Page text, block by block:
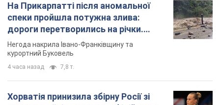
На Прикарпатті після аномальної
спеки пройшла потужна злива:
дороги перетворились на річки.
Відео
Негода накрила Івано-Франківщину та
курортний Буковель
4 часа назад 7,8 т.
Хорватія принизила збірну Росії зі